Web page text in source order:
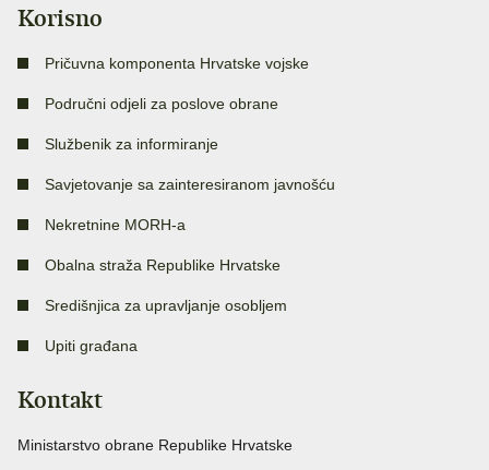
Korisno
Pričuvna komponenta Hrvatske vojske
Područni odjeli za poslove obrane
Službenik za informiranje
Savjetovanje sa zainteresiranom javnošću
Nekretnine MORH-a
Obalna straža Republike Hrvatske
Središnjica za upravljanje osobljem
Upiti građana
Kontakt
Ministarstvo obrane Republike Hrvatske